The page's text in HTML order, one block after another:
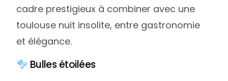
cadre prestigieux à combiner avec une
toulouse nuit insolite, entre gastronomie
et élégance.
Bulles étoilées